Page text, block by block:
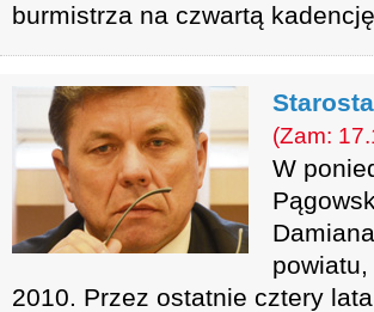
burmistrza na czwartą
(Zam:
W
2010. Przez ostatnie cztery